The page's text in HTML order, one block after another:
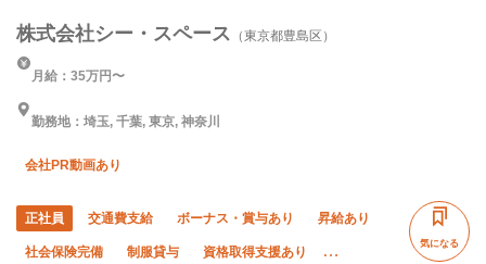
株式会社シー・スペース （東京都豊島区）
月給：35万円〜
勤務地：埼玉, 千葉, 東京, 神奈川
会社PR動画あり
正社員 交通費支給 ボーナス・賞与あり 昇給あり
社会保険完備 制服貸与 資格取得支援あり
気になる